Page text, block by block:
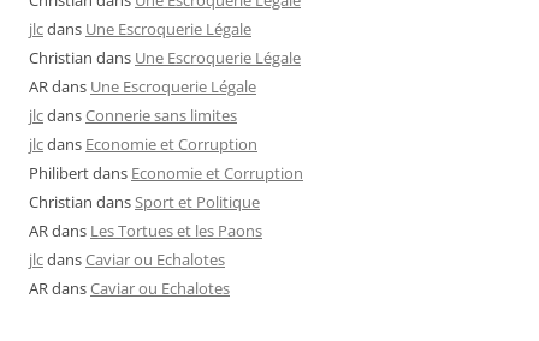
jlcdans Une Escroquerie Légale
Christian dans Une Escroquerie Légale
ARdans Une Escroquerie Légale
jlcdansConnerie sans limites
jlcdans Economie et Corruption
Philibertdans Economie et Corruption
Christian dansSport et Politique
ARdans Les Tortues et les Paons
jlcdansCaviar ou Echalotes
ARdansCaviar ou Echalotes